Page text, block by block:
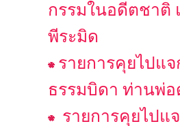
กรรมในอดีตชาติ
พีระมิด
รายการคุยไปแ
ธรรมบิดา ท่านพ่
รายการคุยไปแ